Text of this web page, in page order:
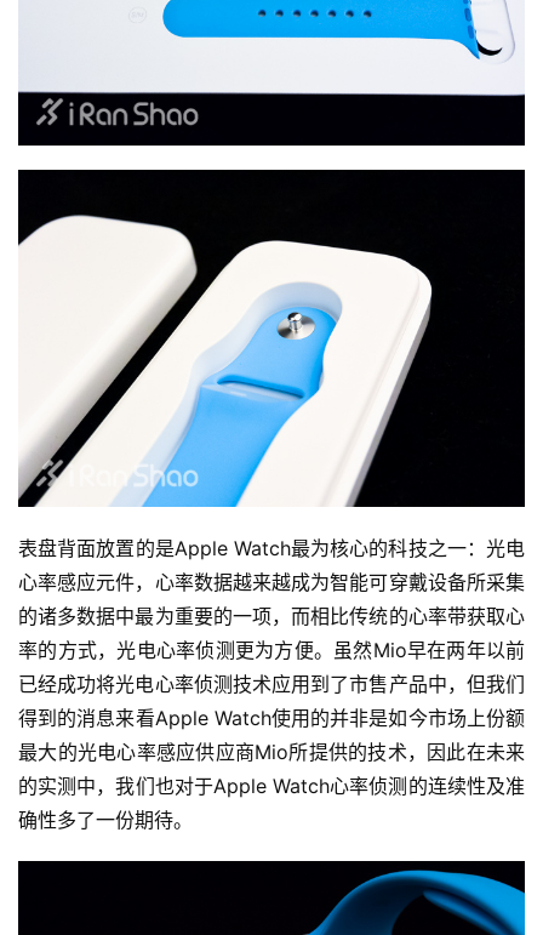
表盘背面放置的是Apple Watch最为核心的科技之一：光电
心率感应元件，心率数据越来越成为智能可穿戴设备所采集
的诸多数据中最为重要的一项，而相比传统的心率带获取心
率的方式，光电心率侦测更为方便。虽然Mio早在两年以前
已经成功将光电心率侦测技术应用到了市售产品中，但我们
得到的消息来看Apple Watch使用的并非是如今市场上份额
最大的光电心率感应供应商Mio所提供的技术，因此在未来
的实测中，我们也对于Apple Watch心率侦测的连续性及准
确性多了一份期待。